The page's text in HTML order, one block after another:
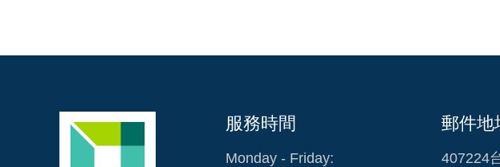
服務時間
Monday - Friday:
郵件地
407224